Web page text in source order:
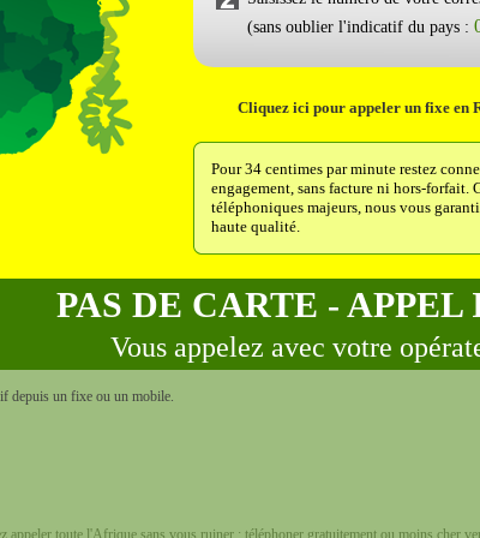
(sans oublier l'indicatif du pays :
Cliquez ici pour appeler un fixe en
Pour 34 centimes par minute restez
engagement, sans facture ni hors-forfait.
téléphoniques majeurs, nous vous
haute qualité.
PAS DE CARTE -
Vous appelez avec votre
depuis un fixe ou un mobile.
appeler toute l'Afrique sans vous ruiner : téléphoner gratuitement ou moins cher